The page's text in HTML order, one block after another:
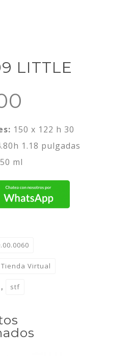
LITTLE
150 x 122 h 30
1.18 pulgadas
ml
Tienda Virtual
, stf